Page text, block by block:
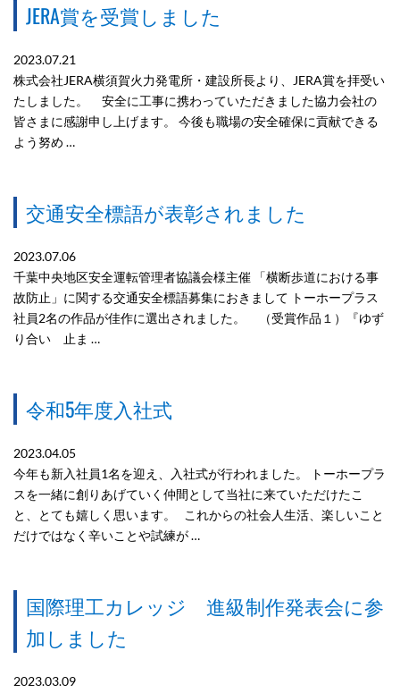
JERA賞を受賞しました
2023.07.21
株式会社JERA横須賀火力発電所・建設所長より、JERA賞を拝受い
たしました。 安全に工事に携わっていただきました協力会社の
皆さまに感謝申し上げます。 今後も職場の安全確保に貢献できる
よう努め …
交通安全標語が表彰されました
2023.07.06
千葉中央地区安全運転管理者協議会様主催 「横断歩道における事
故防止」に関する交通安全標語募集におきまして トーホープラス
社員2名の作品が佳作に選出されました。 （受賞作品１）『ゆず
り合い 止ま …
令和5年度入社式
2023.04.05
今年も新入社員1名を迎え、入社式が行われました。 トーホープラ
スを一緒に創りあげていく仲間として当社に来ていただけたこ
と、とても嬉しく思います。 これからの社会人生活、楽しいこと
だけではなく辛いことや試練が …
国際理工カレッジ 進級制作発表会に参
加しました
2023.03.09